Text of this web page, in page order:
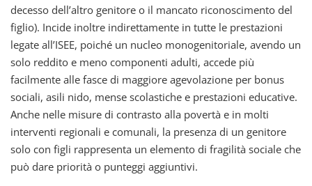
decesso dell’altro genitore o il mancato riconoscimento del
figlio). Incide inoltre indirettamente in tutte le prestazioni
legate all’ISEE, poiché un nucleo monogenitoriale, avendo un
solo reddito e meno componenti adulti, accede più
facilmente alle fasce di maggiore agevolazione per bonus
sociali, asili nido, mense scolastiche e prestazioni educative.
Anche nelle misure di contrasto alla povertà e in molti
interventi regionali e comunali, la presenza di un genitore
solo con figli rappresenta un elemento di fragilità sociale che
può dare priorità o punteggi aggiuntivi.